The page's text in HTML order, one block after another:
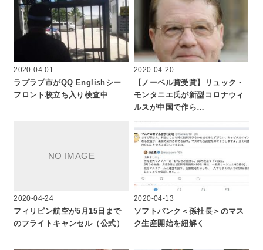
2020-04-01
ラプラプ市がQQ Englishシー
フロント校立ち入り検査中
2020-04-20
【ノーベル賞受賞】リュック・
モンタニエ氏が新型コロナウィ
ルスが中国で作ら…
2020-04-24
フィリピン航空が5月15日まで
のフライトキャンセル（公式）
2020-04-13
ソフトバンク＜孫社長＞のマス
ク生産開始を紐解く